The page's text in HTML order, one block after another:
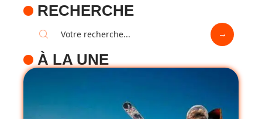
RECHERCHE
À LA UNE